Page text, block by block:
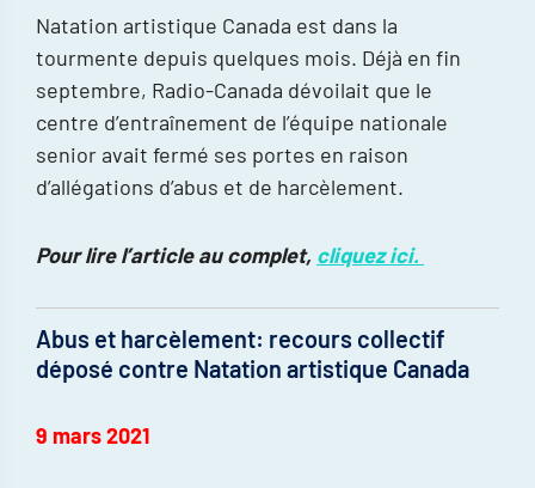
Natation artistique Canada est dans la
tourmente depuis quelques mois. Déjà en fin
septembre, Radio-Canada dévoilait que le
centre d’entraînement de l’équipe nationale
senior avait fermé ses portes en raison
d’allégations d’abus et de harcèlement.
Pour lire l’article au complet, cliquez ici.
Abus et harcèlement: recours collectif
déposé contre Natation artistique Canada
9 mars 2021